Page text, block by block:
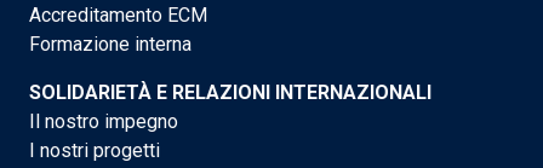
Accreditamento ECM
Formazione interna
SOLIDARIETÀ E RELAZIONI INTERNAZIONALI
Il nostro impegno
I nostri progetti